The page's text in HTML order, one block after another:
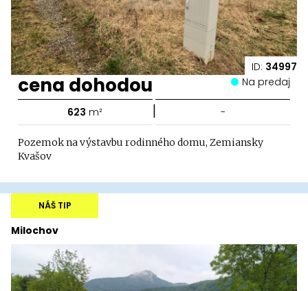
ID: 34997
cena dohodou Na predaj
623 m² | -
Pozemok na výstavbu rodinného domu, Zemiansky
Kvašov
Milochov
NÁŠ TIP